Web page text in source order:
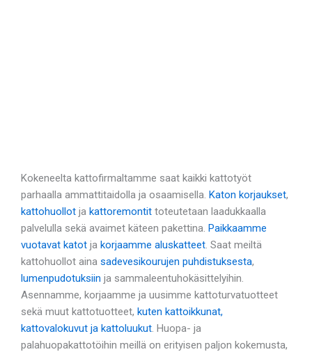
Kokeneelta kattofirmaltamme saat kaikki kattotyöt
parhaalla ammattitaidolla ja osaamisella. Katon korjaukset,
kattohuollot ja kattoremontit toteutetaan laadukkaalla
palvelulla sekä avaimet käteen pakettina. Paikkaamme
vuotavat katot ja korjaamme aluskatteet. Saat meiltä
kattohuollot aina sadevesikourujen puhdistuksesta,
lumenpudotuksiin ja sammaleentuhokäsittelyihin.
Asennamme, korjaamme ja uusimme kattoturvatuotteet
sekä muut kattotuotteet, kuten kattoikkunat,
kattovalokuvut ja kattoluukut. Huopa- ja
palahuopakattotöihin meillä on erityisen paljon kokemusta,